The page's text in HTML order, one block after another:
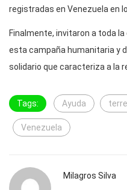
registradas en Venezuela en
Finalmente, invitaron a toda
esta campaña humanitaria y
solidario que caracteriza a la
Tags: Ayuda
Venezuela
Milagros Silva